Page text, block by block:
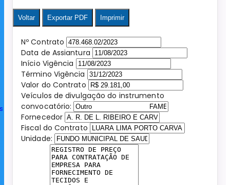
Voltar Exportar PDF Imprimir
Nº Contrato
Data de Assiantura
Início Vigência
Término Vigência
Valor do Contrato
Veículos de divulgação do instrumento
convocatório:
Fornecedor
Fiscal do Contrato
Unidade: